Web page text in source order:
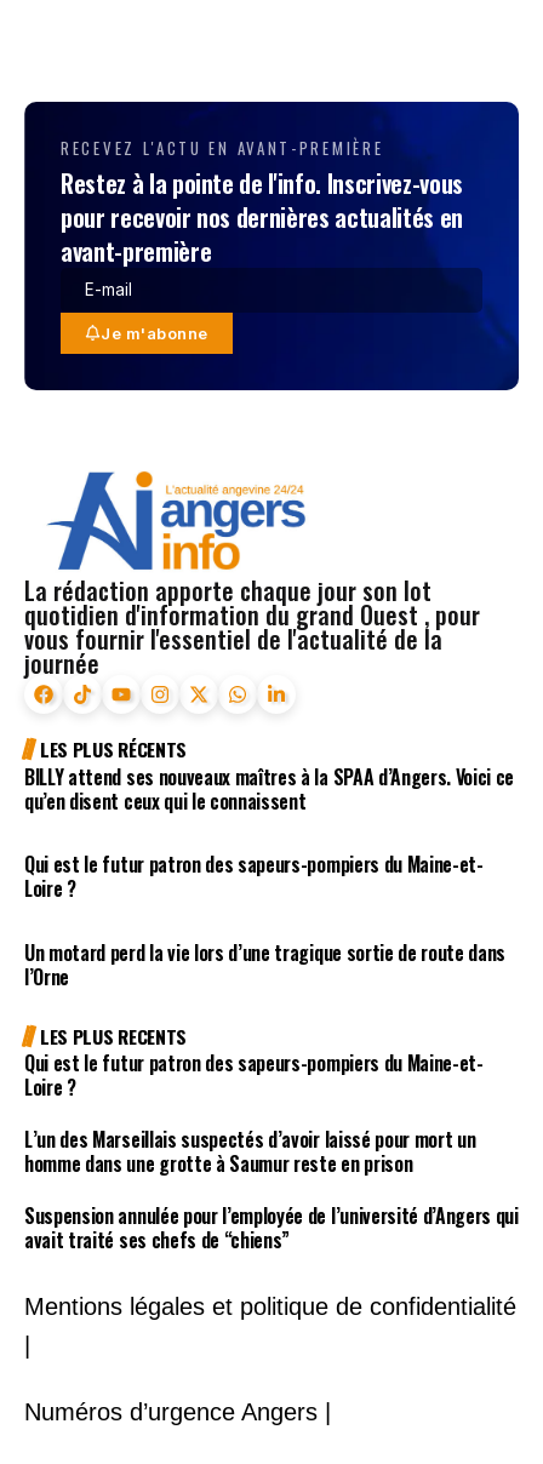
RECEVEZ L'ACTU EN AVANT-PREMIÈRE
Restez à la pointe de l'info. Inscrivez-vous
pour recevoir nos dernières actualités en
avant-première
Je m'abonne
La rédaction apporte chaque jour son lot
quotidien d'information du grand Ouest , pour
vous fournir l'essentiel de l'actualité de la
journée
LES PLUS RÉCENTS
BILLY attend ses nouveaux maîtres à la SPAA d’Angers. Voici ce
qu’en disent ceux qui le connaissent
Qui est le futur patron des sapeurs-pompiers du Maine-et-
Loire ?
Un motard perd la vie lors d’une tragique sortie de route dans
l’Orne
LES PLUS RECENTS
Qui est le futur patron des sapeurs-pompiers du Maine-et-
Loire ?
L’un des Marseillais suspectés d’avoir laissé pour mort un
homme dans une grotte à Saumur reste en prison
Suspension annulée pour l’employée de l’université d’Angers qui
avait traité ses chefs de “chiens”
Mentions légales et politique de confidentialité
Numéros d’urgence Angers |